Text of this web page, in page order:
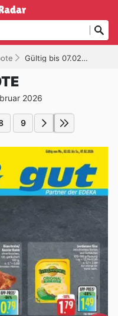
Gültig bis 07.02.2026
2026
9